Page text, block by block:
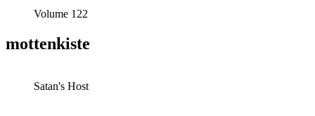
Volume 122
mottenkiste
Satan's Host